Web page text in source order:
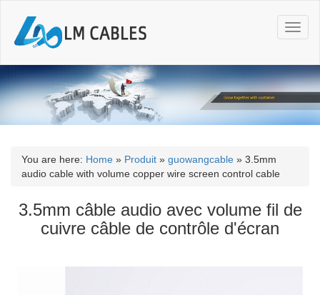
T
o
g
l
n
a
i
You are here: Home » Produit » guowangcable » 3.5mm
audio cable with volume copper wire screen control cable
3.5mm câble audio avec volume fil de
cuivre câble de contrôle d'écran